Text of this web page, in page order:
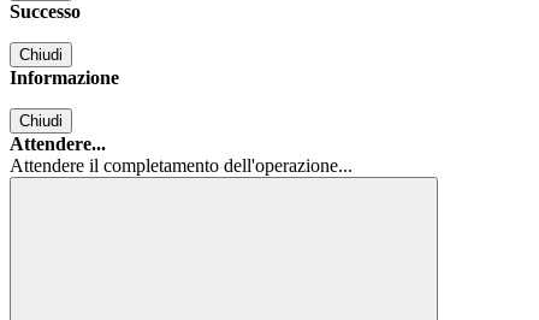
Successo
Chiudi
Informazione
Chiudi
Attendere...
Attendere il completamento dell'operazione...